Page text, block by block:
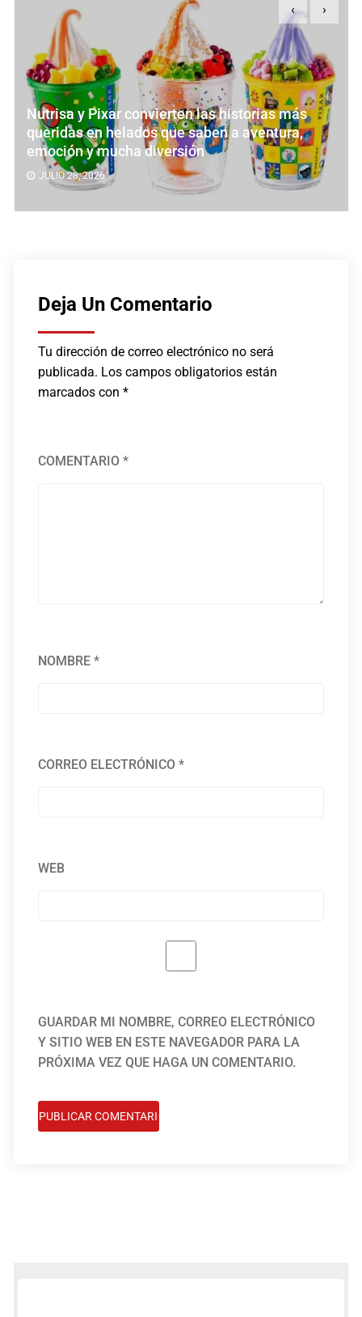
y Pixar convierten las historias más
en helados que saben a aventura,
y mucha diversión
JULIO 28, 2026
‹ ›
Deja Un Comentario
Tu dirección de correo electrónico no será
publicada. Los campos obligatorios están
marcados con*
COMENTARIO*
NOMBRE*
CORREO ELECTRÓNICO*
WEB
GUARDAR MI NOMBRE, CORREO ELECTRÓNICO
Y SITIO WEB EN ESTE NAVEGADOR PARA LA
PRÓXIMA VEZ QUE HAGA UN COMENTARIO.